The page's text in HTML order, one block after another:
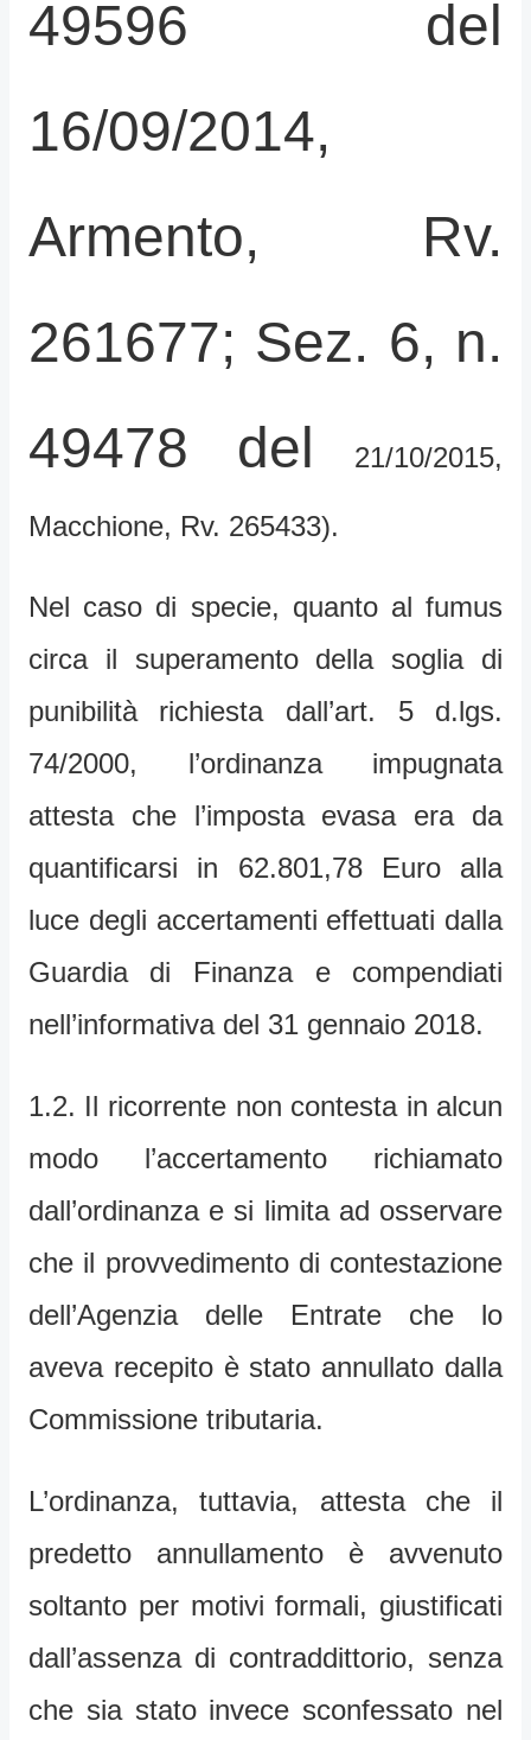
49596 del
16/09/2014,
Armento, Rv.
261677; Sez. 6, n.
49478 del
21/10/2015,
Macchione, Rv. 265433).
Nel caso di specie, quanto al fumus
circa il superamento della soglia di
punibilità richiesta dall’art. 5 d.lgs.
74/2000, l’ordinanza impugnata
attesta che l’imposta evasa era da
quantificarsi in 62.801,78 Euro alla
luce degli accertamenti effettuati dalla
Guardia di Finanza e compendiati
nell’informativa del 31 gennaio 2018.
1.2. Il ricorrente non contesta in alcun
modo l’accertamento richiamato
dall’ordinanza e si limita ad osservare
che il provvedimento di contestazione
dell’Agenzia delle Entrate che lo
aveva recepito è stato annullato dalla
Commissione tributaria.
L’ordinanza, tuttavia, attesta che il
predetto annullamento è avvenuto
soltanto per motivi formali, giustificati
dall’assenza di contraddittorio, senza
che sia stato invece sconfessato nel